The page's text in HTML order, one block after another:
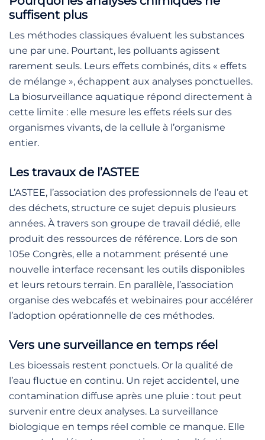
suffisent plus
Les méthodes classiques évaluent les substances
une par une. Pourtant, les polluants agissent
rarement seuls. Leurs effets combinés, dits « effets
de mélange », échappent aux analyses ponctuelles.
La biosurveillance aquatique répond directement à
cette limite : elle mesure les effets réels sur des
organismes vivants, de la cellule à l’organisme
entier.
Les travaux de l’ASTEE
L’ASTEE, l’association des professionnels de l’eau et
des déchets, structure ce sujet depuis plusieurs
années. À travers son groupe de travail dédié, elle
produit des ressources de référence. Lors de son
105e Congrès, elle a notamment présenté une
nouvelle interface recensant les outils disponibles
et leurs retours terrain. En parallèle, l’association
organise des webcafés et webinaires pour accélérer
l’adoption opérationnelle de ces méthodes.
Vers une surveillance en temps réel
Les bioessais restent ponctuels. Or la qualité de
l’eau fluctue en continu. Un rejet accidentel, une
contamination diffuse après une pluie : tout peut
survenir entre deux analyses. La surveillance
biologique en temps réel comble ce manque. Elle